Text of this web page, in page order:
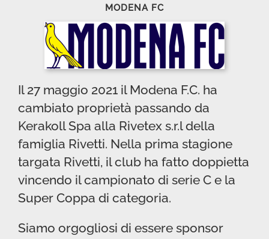
MODENA FC
Il 27 maggio 2021 il Modena F.C. ha
cambiato proprietà passando da
Kerakoll Spa alla Rivetex s.r.l della
famiglia Rivetti. Nella prima stagione
targata Rivetti, il club ha fatto doppietta
vincendo il campionato di serie C e la
Super Coppa di categoria.
Siamo orgogliosi di essere sponsor